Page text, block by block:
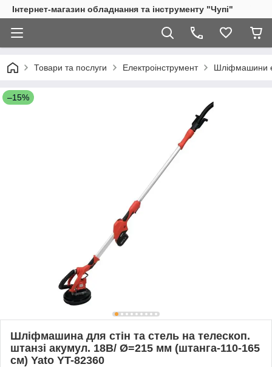
Інтернет-магазин обладнання та інструменту "Чупі"
Товари та послуги Електроінструмент Шліфмашини
–15%
Шліфмашина для стін та стель на телескоп.
штанзі акумул. 18В/ Ø=215 мм (штанга-110-165
см) Yato YT-82360